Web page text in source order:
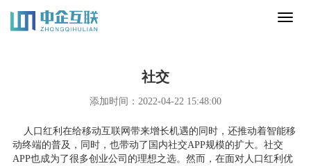
Toggle
社交
添加时间：2022-04-22 15:48:00
人口红利在给移动互联网带来增长机遇的同时，还推动着智能移
动终端的普及，同时，也带动了国内社交APP规模的扩大。社交
APP也成为了很多创业公司的理想之选。然而，在面对人口红利优